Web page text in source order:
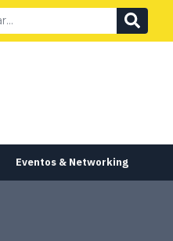
Eventos & Networking